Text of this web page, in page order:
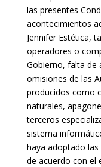
las presentes
acontecimientos
Jennifer Estética,
operadores o
Gobierno, falta de
omisiones de las
producidos como
naturales,
terceros
sistema
haya adoptado
de acuerdo con el